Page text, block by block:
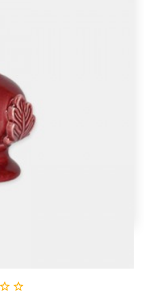
 